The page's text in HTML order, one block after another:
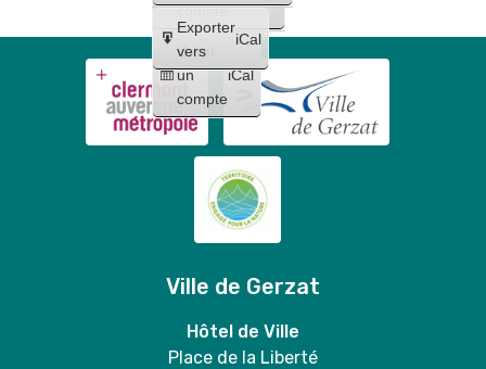
compte
Créer
un
compte
iCal
Exporter
vers
iCal
Ville de Gerzat
Hôtel de Ville
Place de la Liberté